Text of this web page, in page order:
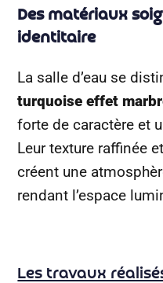
Des matériaux
identitaire
La salle d’eau se
turquoise effet
forte de caractère et
Leur texture raffinée
créent une
rendant l’espace
Les travaux